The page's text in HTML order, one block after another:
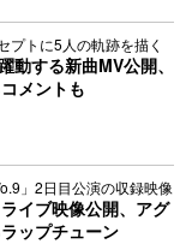
プトに5人の軌跡を描く
動する新曲MV公開、
メントも
」2日目公演の収録映像
イブ映像公開、アグ
ップチューン